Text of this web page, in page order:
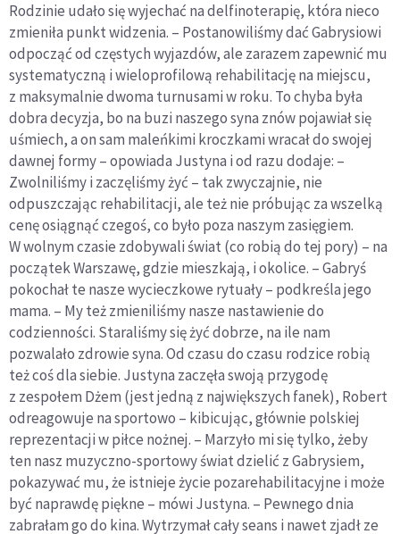
Rodzinie udało się wyjechać na delfinoterapię, która nieco
zmieniła punkt widzenia. – Postanowiliśmy dać Gabrysiowi
odpocząć od częstych wyjazdów, ale zarazem zapewnić mu
systematyczną i wieloprofilową rehabilitację na miejscu,
z maksymalnie dwoma turnusami w roku. To chyba była
dobra decyzja, bo na buzi naszego syna znów pojawiał się
uśmiech, a on sam maleńkimi kroczkami wracał do swojej
dawnej formy – opowiada Justyna i od razu dodaje: –
Zwolniliśmy i zaczęliśmy żyć – tak zwyczajnie, nie
odpuszczając rehabilitacji, ale też nie próbując za wszelką
cenę osiągnąć czegoś, co było poza naszym zasięgiem.
W wolnym czasie zdobywali świat (co robią do tej pory) – na
początek Warszawę, gdzie mieszkają, i okolice. – Gabryś
pokochał te nasze wycieczkowe rytuały – podkreśla jego
mama. – My też zmieniliśmy nasze nastawienie do
codzienności. Staraliśmy się żyć dobrze, na ile nam
pozwalało zdrowie syna. Od czasu do czasu rodzice robią
też coś dla siebie. Justyna zaczęła swoją przygodę
z zespołem Dżem (jest jedną z największych fanek), Robert
odreagowuje na sportowo – kibicując, głównie polskiej
reprezentacji w piłce nożnej. – Marzyło mi się tylko, żeby
ten nasz muzyczno-sportowy świat dzielić z Gabrysiem,
pokazywać mu, że istnieje życie pozarehabilitacyjne i może
być naprawdę piękne – mówi Justyna. – Pewnego dnia
zabrałam go do kina. Wytrzymał cały seans i nawet zjadł ze